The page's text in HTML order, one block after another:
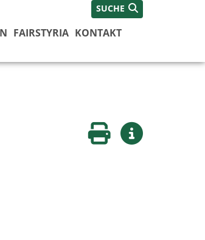
SUCHE
FAIRSTYRIA KONTAKT
Seite druckenWeitere Infos